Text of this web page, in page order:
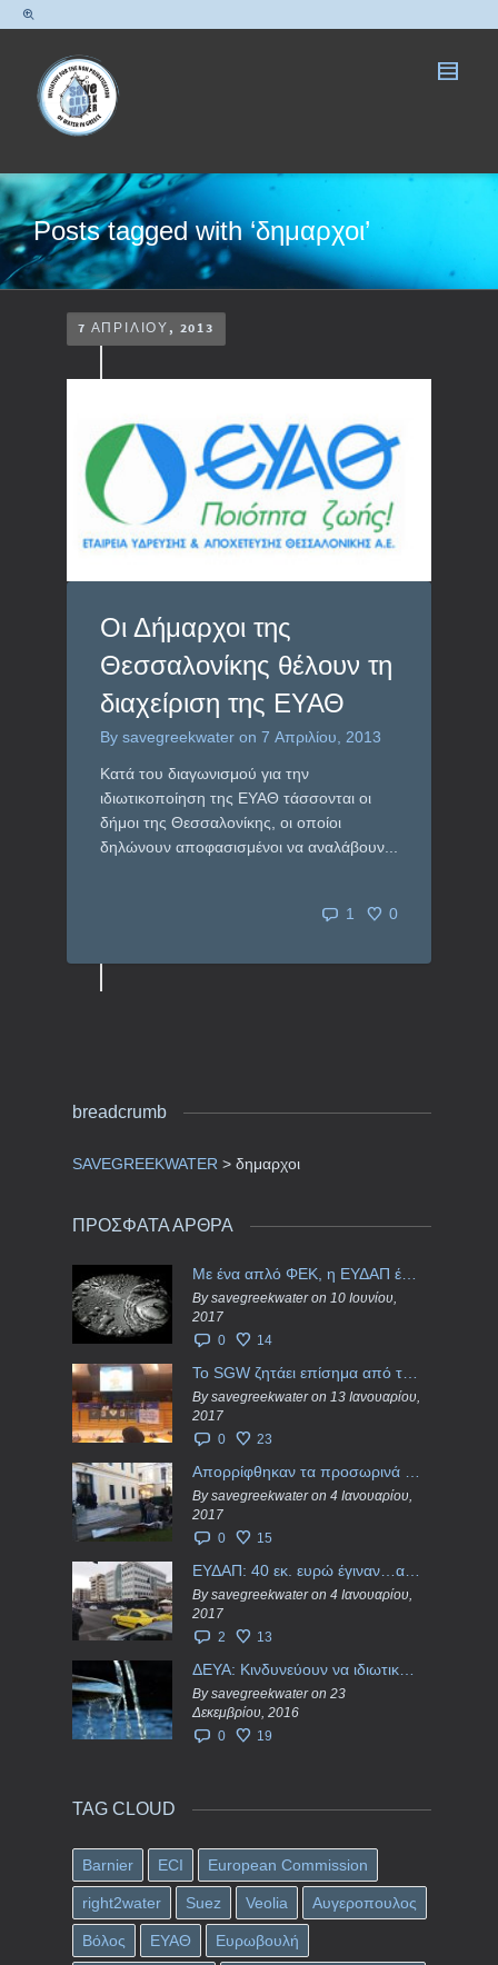
Posts tagged with ‘δημαρχοι’
7 ΑΠΡΙΛΊΟΥ, 2013
Οι Δήμαρχοι της
Θεσσαλονίκης θέλουν τη
διαχείριση της ΕΥΑΘ
By savegreekwater on 7 Απριλίου, 2013
Κατά του διαγωνισμού για την
ιδιωτικοποίηση της ΕΥΑΘ τάσσονται οι
δήμοι της Θεσσαλονίκης, οι οποίοι
δηλώνουν αποφασισμένοι να αναλάβουν...
1 0
breadcrumb
SAVEGREEKWATER > δημαρχοι
ΠΡΟΣΦΑΤΑ ΑΡΘΡΑ
By savegreekwater on 10 Ιουνίου,
2017
0
14
By savegreekwater on 13 Ιανουαρίου,
2017
0
23
By savegreekwater on 4 Ιανουαρίου,
2017
0
15
By savegreekwater on 4 Ιανουαρίου,
2017
2
13
By savegreekwater on 23
Δεκεμβρίου, 2016
0
19
TAG CLOUD
Barnier ECI European Commission
right2water Suez Veolia Αυγεροπουλος
Βόλος ΕΥΑΘ Ευρωβουλή